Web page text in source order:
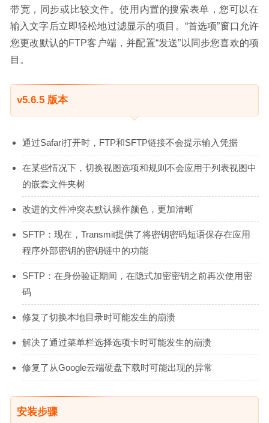
带宽，同步或比较文件。使用内置的搜索表单，您可以在
输入文字后立即轻松地过滤显示的项目。“首选项”窗口允许
您更改默认的FTP客户端，并配置“发送”以同步您喜欢的项
目。
v5.6.5 版本
通过Safari打开时，FTP和SFTP链接不会提示输入凭据
在某些情况下，切换视图选项和规则不会应用于列表视图中
的嵌套文件夹树
改进的文件冲突表默认操作颜色，更加清晰
SFTP：现在，Transmit提供了将密钥密码短语保存在应用
程序外部密钥的密钥链中的功能
SFTP：在身份验证期间，在隐式加密密钥之前再次使用密
码
修复了切换本地目录时可能发生的崩溃
解决了通过菜单栏选择选项卡时可能发生的崩溃
修复了从Google云端硬盘下载时可能出现的异常
安装步骤